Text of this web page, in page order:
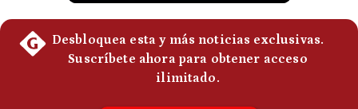
Preguntas
Frecuentes